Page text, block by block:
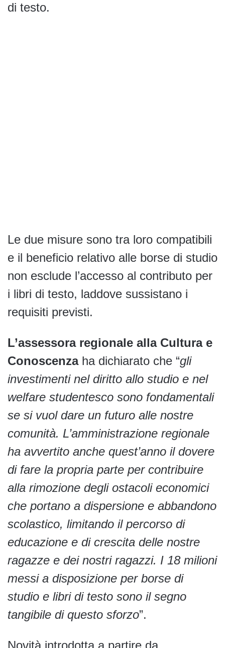
di testo.
Le due misure sono tra loro compatibili
e il beneficio relativo alle borse di studio
non esclude l’accesso al contributo per
i libri di testo, laddove sussistano i
requisiti previsti.
L’assessora regionale alla Cultura e
Conoscenzaha dichiarato che “gli
investimenti nel diritto allo studio e nel
welfare studentesco sono fondamentali
se si vuol dare un futuro alle nostre
comunità. L’amministrazione regionale
ha avvertito anche quest’anno il dovere
di fare la propria parte per contribuire
alla rimozione degli ostacoli economici
che portano a dispersione e abbandono
scolastico, limitando il percorso di
educazione e di crescita delle nostre
ragazze e dei nostri ragazzi. I 18 milioni
messi a disposizione per borse di
studio e libri di testo sono il segno
tangibile di questo sforzo”.